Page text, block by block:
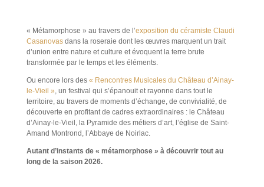
« Métamorphose » au travers de l’exposition du céramiste Claudi
Casanovasdans la roseraie dont les œuvres marquent un trait
d’union entre nature et culture et évoquent la terre brute
transformée par le temps et les éléments.
Ou encore lors des « Rencontres Musicales du Château d’Ainay-
le-Vieil » , un festival qui s’épanouit et rayonne dans tout le
territoire, au travers de moments d’échange, de convivialité, de
découverte en profitant de cadres extraordinaires : le Château
d’Ainay-le-Vieil, la Pyramide des métiers d’art, l’église de Saint-
Amand Montrond, l’Abbaye de Noirlac.
Autant d’instants de « métamorphose » à découvrir tout au
long de la saison 2026.